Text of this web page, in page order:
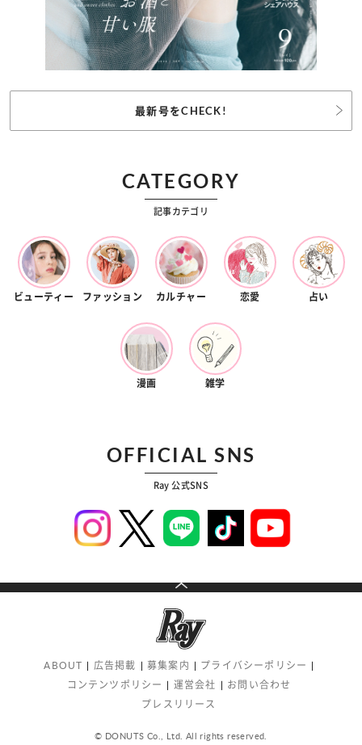
最新号をCHECK!
CATEGORY
記事カテゴリ
ビューティー ファッション カルチャー 恋愛 占い
漫画 雑学
OFFICIAL SNS
Ray 公式SNS
ABOUT 広告掲載 募集案内
プライバシーポリシー
コンテンツポリシー
運営会社
お問い合わせ
プレスリリース
© DONUTS Co., Ltd. All rights reserved.